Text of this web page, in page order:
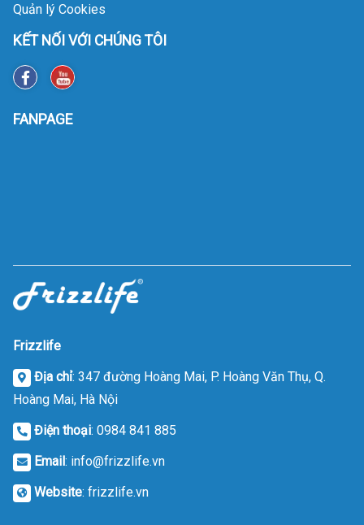
Quản lý Cookies
KẾT NỐI VỚI CHÚNG TÔI
FANPAGE
Frizzlife
Địa chỉ: 347 đường Hoàng Mai, P. Hoàng Văn Thụ, Q.
Hoàng Mai, Hà Nội
Điện thoại: 0984 841 885
Email: info@frizzlife.vn
Website: frizzlife.vn